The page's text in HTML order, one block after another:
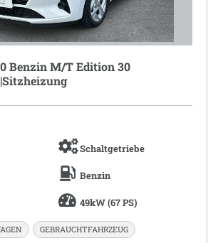
Benzin M/T Edition 30
Schaltgetriebe
Benzin
49kW (67 PS)
GEBRAUCHTFAHRZEUG